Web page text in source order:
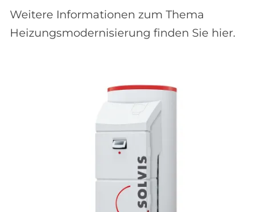
Weitere Informationen zum Thema
Heizungsmodernisierung finden Sie hier.